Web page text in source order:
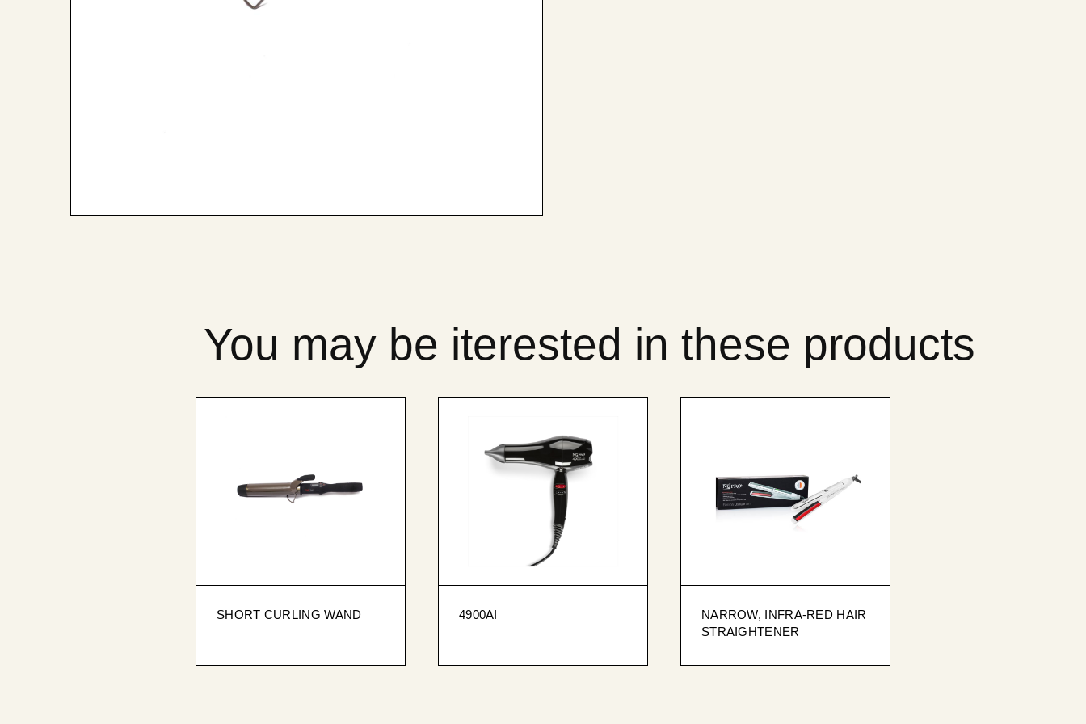
You may be iterested in these products
SHORT CURLING WAND 4900AI
NARROW, INFRA-RED HAIR
STRAIGHTENER